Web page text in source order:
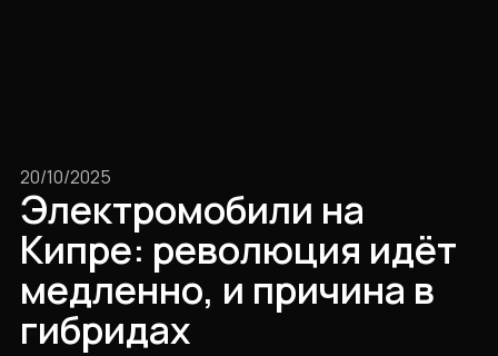
20/10/2025
Электромобили на
Кипре: революция идёт
медленно, и причина в
гибридах